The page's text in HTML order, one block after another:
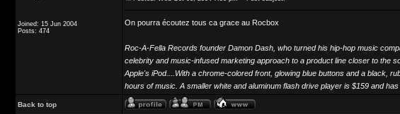
Joined: 15 Jun 2004
Posts: 474
On pourra écoutez tous ca grace au Rocbox
Roc-A-Fella Records founder Damon Dash, who turned his hip-hop music
celebrity and music-infused marketing approach to a product line closer to the
Apple's iPod....With a chrome-colored front, glowing blue buttons and a black,
hours of music. A smaller white and aluminum flash drive player is $159 and
Back to top